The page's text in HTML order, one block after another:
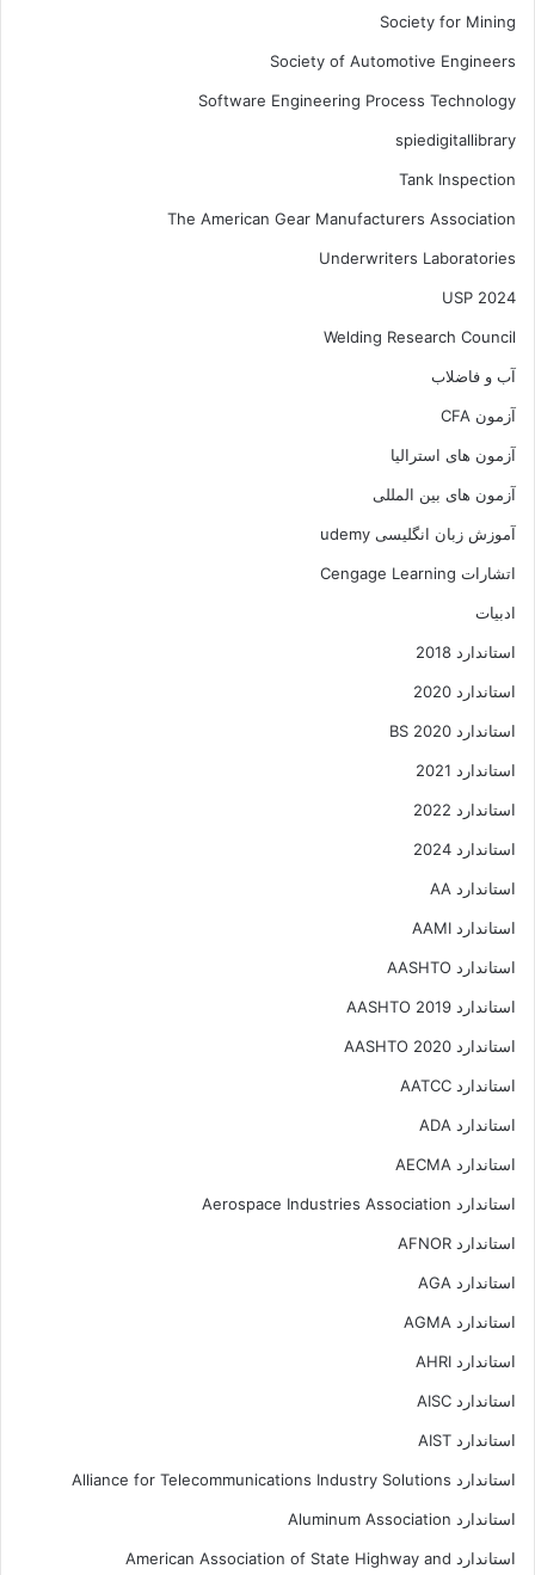
Society for Mining
Society of Automotive Engineers
Software Engineering Process Technology
spiedigitallibrary
Tank Inspection
The American Gear Manufacturers Association
Underwriters Laboratories
USP 2024
Welding Research Council
آب و فاضلاب
آزمون CFA
آزمون های استرالیا
آزمون های بین المللی
آموزش زبان انگلیسی udemy
اتشارات Cengage Learning
ادبیات
استاندارد 2018
استاندارد 2020
استاندارد 2020 BS
استاندارد 2021
استاندارد 2022
استاندارد 2024
استاندارد AA
استاندارد AAMI
استاندارد AASHTO
استاندارد AASHTO 2019
استاندارد AASHTO 2020
استاندارد AATCC
استاندارد ADA
استاندارد AECMA
استاندارد Aerospace Industries Association
استاندارد AFNOR
استاندارد AGA
استاندارد AGMA
استاندارد AHRI
استاندارد AISC
استاندارد AIST
استاندارد Alliance for Telecommunications Industry Solutions
استاندارد Aluminum Association
استاندارد American Association of State Highway and